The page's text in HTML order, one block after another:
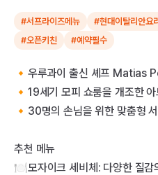
#서프라이즈메뉴 #현대이탈리안요
#오픈키친
#예약필수
🔸우루과이 출신 셰프 Matias
🔸19세기 모피 쇼룸을 개조한
🔸30명의 손님을 위한 맞춤형
추천 메뉴
🍽️모자이크 세비체: 다양한 질감